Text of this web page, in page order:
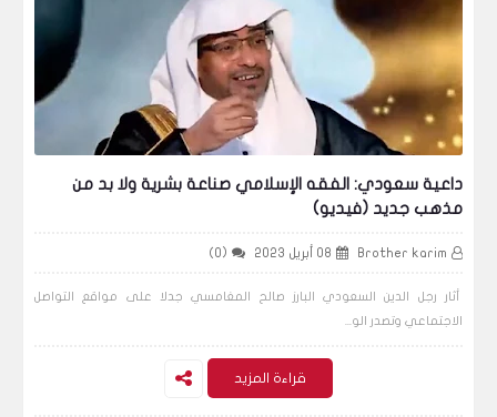
داعية سعودي: الفقه الإسلامي صناعة بشرية ولا بد من
مذهب جديد (فيديو)
Brother karim 08 أبريل 2023 (0)
أثار رجل الدين السعودي البارز صالح المغامسي جدلا على مواقع التواصل
الاجتماعي وتصدر الو...
قراءة المزيد